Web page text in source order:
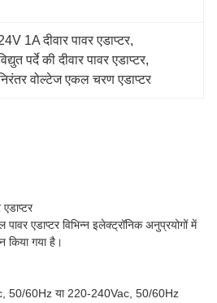
1A दीवार पावर एडाप्टर,
पर्दे की दीवार पावर एडाप्टर,
वोल्टेज एकल चरण एडाप्टर
एडाप्टर विभिन्न इलेक्ट्रॉनिक अनुप्रयोगों में
किया गया है।
50/60Hz या 220-240Vac, 50/60Hz